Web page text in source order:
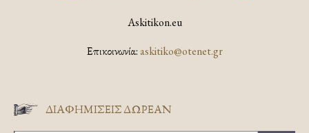
Askitikon.eu
Επικοινωνία:askitiko@otenet.gr
ΔΙΑΦΗΜΊΣΕΙΣ ΔΩΡΕΆΝ